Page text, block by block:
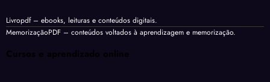
Livropdf– ebooks, leituras e conteúdos digitais.
MemorizaçãoPDF – conteúdos voltados à aprendizagem e memorização.
Cursos e aprendizado online